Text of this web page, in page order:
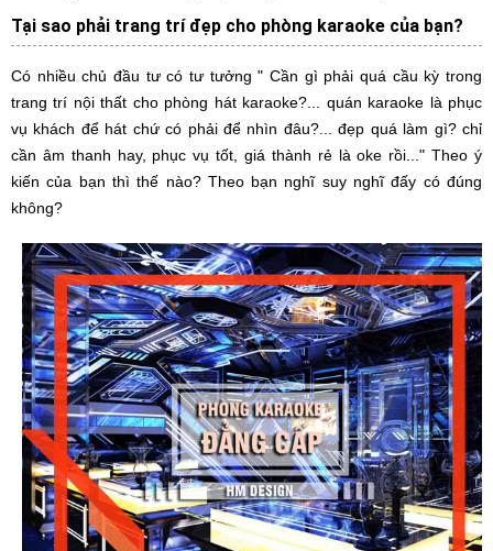
Tại sao phải trang trí đẹp cho phòng karaoke của bạn?
Có nhiều chủ đầu tư có tư tưởng " Cần gì phải quá cầu kỳ trong
trang trí nội thất cho phòng hát karaoke?... quán karaoke là phục
vụ khách để hát chứ có phải để nhìn đâu?... đẹp quá làm gì? chỉ
cần âm thanh hay, phục vụ tốt, giá thành rẻ là oke rồi..." Theo ý
kiến của bạn thì thế nào? Theo bạn nghĩ suy nghĩ đấy có đúng
không?